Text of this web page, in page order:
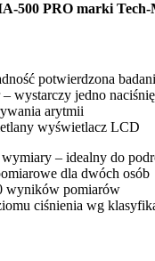
500 PRO marki Tech-
potwierdzona
wystarczy jedno
arytmii
wyświetlacz LCD
– idealny do
dla dwóch osób
wyników pomiarów
ciśnienia wg